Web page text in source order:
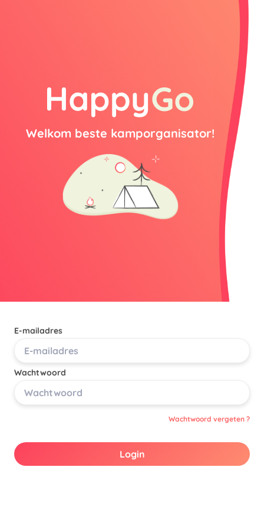
Welkom beste kamporganisator!
E-mailadres
Wachtwoord
Wachtwoord vergeten ?
Login